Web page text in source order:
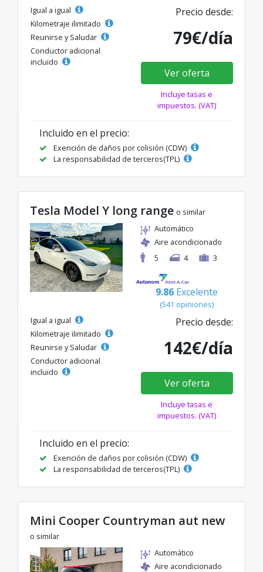
Igual a igual
Kilometraje ilimitado
Reunirse y Saludar
Conductor adicional
incluido
Precio desde:
79€/día
Ver oferta
Incluye tasas e
impuestos. (VAT)
Incluido en el precio:
Exención de daños por colisión (CDW)
La responsabilidad de terceros(TPL)
Tesla Model Y long range o similar
Automático
Aire acondicionado
5
4 3
9.86 Excelente
(541 opiniones)
Igual a igual
Kilometraje ilimitado
Reunirse y Saludar
Conductor adicional
incluido
Precio desde:
142€/día
Ver oferta
Incluye tasas e
impuestos. (VAT)
Incluido en el precio:
Exención de daños por colisión (CDW)
La responsabilidad de terceros(TPL)
Mini Cooper Countryman aut new
o similar
Automático
Aire acondicionado